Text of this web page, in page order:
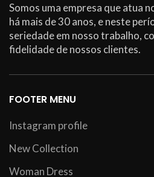
Somos uma empresa que atua
há mais de 30 anos, e neste
seriedade em nosso trabalho,
fidelidade de nossos clientes.
FOOTER MENU
Instagram profile
New Collection
Woman Dress